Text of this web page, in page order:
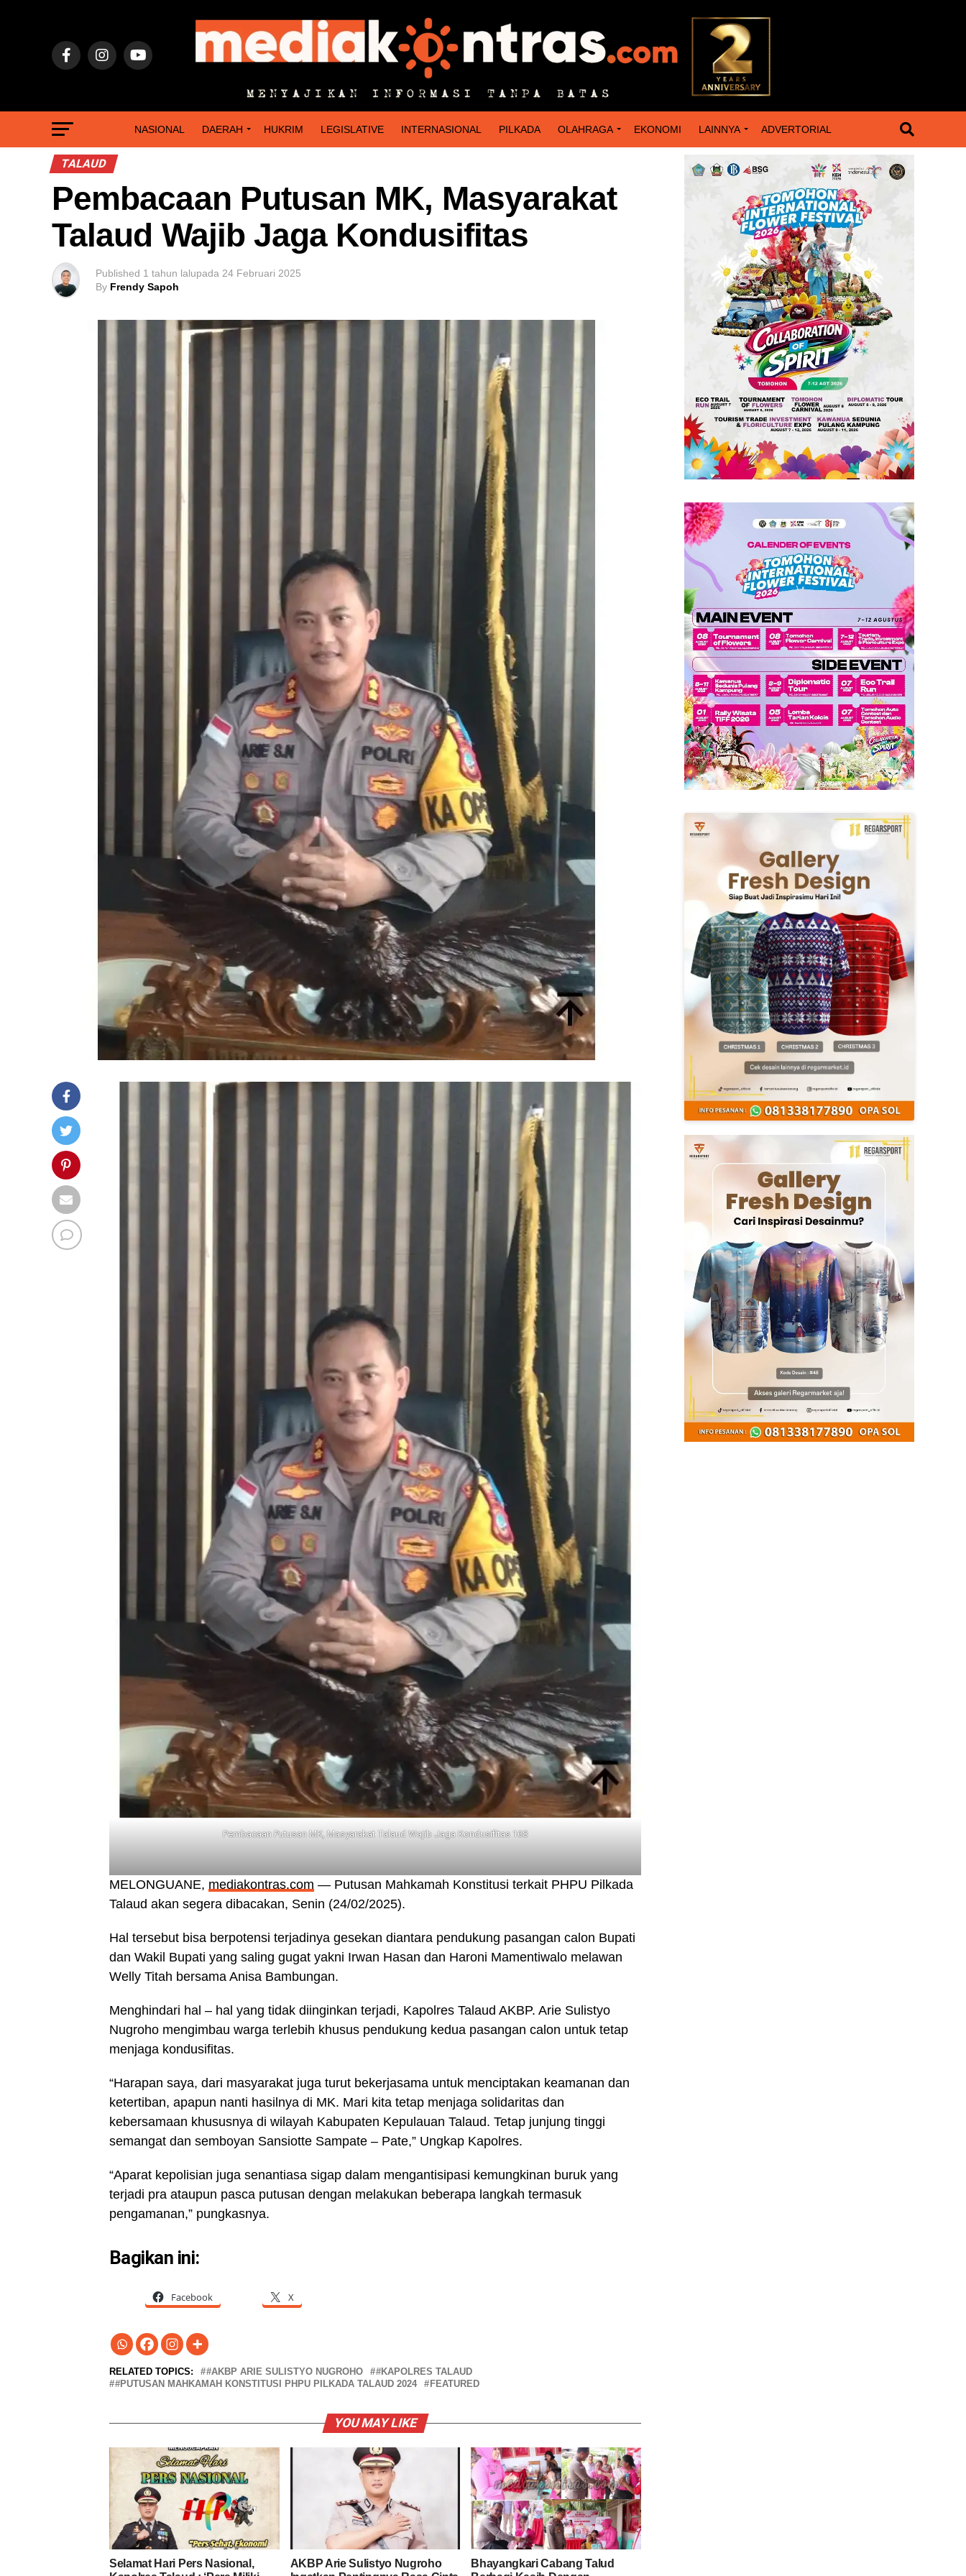
NASIONAL DAERAH HUKRIM LEGISLATIVE INTERNASIONAL PILKADA OLAHRAGA EKONOMI LAINNYA ADVERTORIAL
TALAUD
Pembacaan Putusan MK, Masyarakat
Talaud Wajib Jaga Kondusifitas
Published 1 tahun lalupada 24 Februari 2025
By Frendy Sapoh
Pembacaan Putusan MK, Masyarakat Talaud Wajib Jaga Kondusifitas 168
MELONGUANE, mediakontras.com — Putusan Mahkamah Konstitusi terkait PHPU Pilkada
Talaud akan segera dibacakan, Senin (24/02/2025).
Hal tersebut bisa berpotensi terjadinya gesekan diantara pendukung pasangan calon Bupati
dan Wakil Bupati yang saling gugat yakni Irwan Hasan dan Haroni Mamentiwalo melawan
Welly Titah bersama Anisa Bambungan.
Menghindari hal – hal yang tidak diinginkan terjadi, Kapolres Talaud AKBP. Arie Sulistyo
Nugroho mengimbau warga terlebih khusus pendukung kedua pasangan calon untuk tetap
menjaga kondusifitas.
“Harapan saya, dari masyarakat juga turut bekerjasama untuk menciptakan keamanan dan
ketertiban, apapun nanti hasilnya di MK. Mari kita tetap menjaga solidaritas dan
kebersamaan khususnya di wilayah Kabupaten Kepulauan Talaud. Tetap junjung tinggi
semangat dan semboyan Sansiotte Sampate – Pate,” Ungkap Kapolres.
“Aparat kepolisian juga senantiasa sigap dalam mengantisipasi kemungkinan buruk yang
terjadi pra ataupun pasca putusan dengan melakukan beberapa langkah termasuk
pengamanan,” pungkasnya.
Bagikan ini:
Facebook X
RELATED TOPICS: #AKBP ARIE SULISTYO NUGROHO
#KAPOLRES TALAUD
#PUTUSAN MAHKAMAH KONSTITUSI PHPU PILKADA TALAUD 2024
FEATURED
YOU MAY LIKE
Selamat Hari Pers Nasional,
AKBP Arie Sulistyo Nugroho
Bhayangkari Cabang Talud